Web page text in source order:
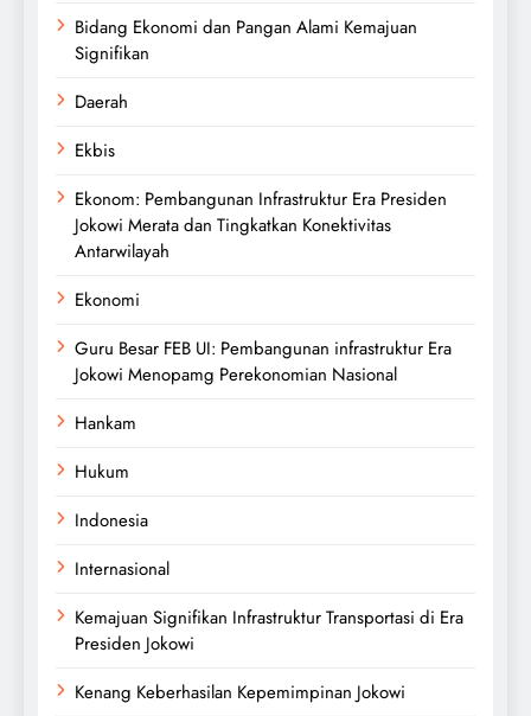
Bidang Ekonomi dan Pangan Alami Kemajuan
Signifikan
Daerah
Ekbis
Ekonom: Pembangunan Infrastruktur Era Presiden
Jokowi Merata dan Tingkatkan Konektivitas
Antarwilayah
Ekonomi
Guru Besar FEB UI: Pembangunan infrastruktur Era
Jokowi Menopamg Perekonomian Nasional
Hankam
Hukum
Indonesia
Internasional
Kemajuan Signifikan Infrastruktur Transportasi di Era
Presiden Jokowi
Kenang Keberhasilan Kepemimpinan Jokowi